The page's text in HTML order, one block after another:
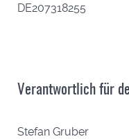
DE207318255
Verantwortlich für
Stefan Gruber